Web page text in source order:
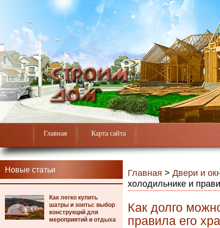
Главная Карта сайта
Новые статьи
Как легко купить
шатры и зонты: выбор
конструкций для
мероприятий и отдыха
Главная > Двери и
холодильнике и
Как долго
правила его